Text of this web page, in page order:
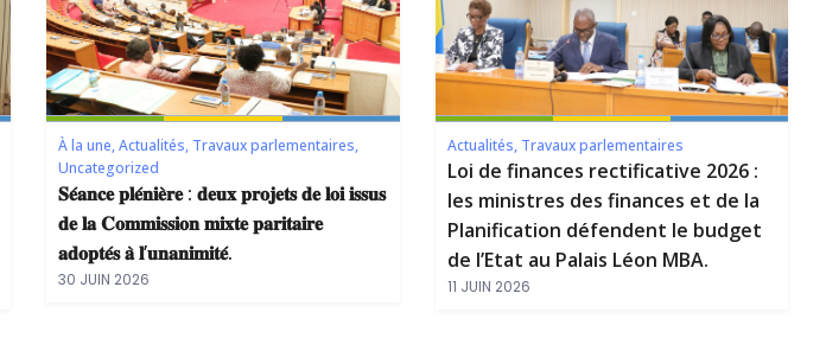
À la une,Actualités, Travaux parlementaires,
Uncategorized
𝐒𝐞́𝐚𝐧𝐜𝐞 𝐩𝐥𝐞́𝐧𝐢𝐞̀𝐫𝐞 : 𝐝𝐞𝐮𝐱 𝐩𝐫𝐨𝐣𝐞𝐭𝐬 𝐝𝐞 𝐥𝐨𝐢 𝐢𝐬𝐬𝐮𝐬
𝐝𝐞 𝐥𝐚 𝐂𝐨𝐦𝐦𝐢𝐬𝐬𝐢𝐨𝐧 𝐦𝐢𝐱𝐭𝐞 𝐩𝐚𝐫𝐢𝐭𝐚𝐢𝐫𝐞
𝐚𝐝𝐨𝐩𝐭𝐞́𝐬 𝐚̀ 𝐥’𝐮𝐧𝐚𝐧𝐢𝐦𝐢𝐭𝐞́.
30 JUIN 2026
Actualités, Travaux parlementaires
Loi de finances rectificative 2026 :
les ministres des finances et de la
Planification défendent le budget
de l’Etat au Palais Léon MBA.
11 JUIN 2026